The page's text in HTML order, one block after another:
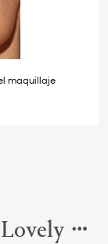
maquillaje